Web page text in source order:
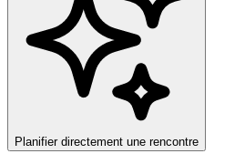
Planifier directement une rencontre